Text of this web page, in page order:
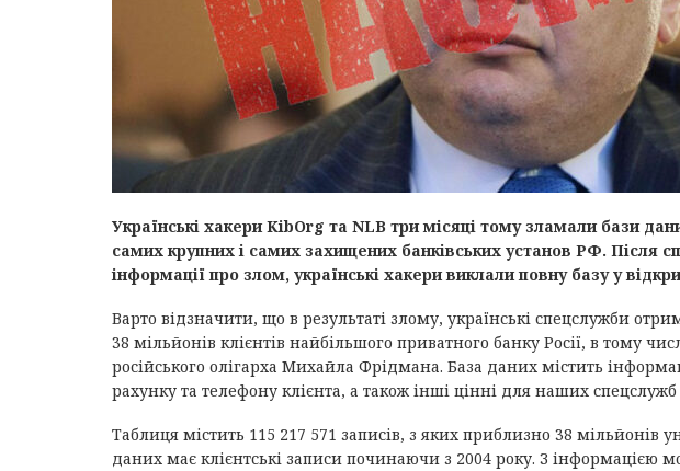
Українські хакери KibOrg та NLB три місяці тому зламали бази
самих крупних і самих захищених банківських установ РФ. Після
інформації про злом, українські хакери виклали повну базу у
Варто відзначити, що в результаті злому, українські спецслужби
38 мільйонів клієнтів найбільшого приватного банку Росії, в тому
російського олігарха Михайла Фрідмана. База даних містить
рахунку та телефону клієнта, а також інші цінні для наших спецслужб
Таблиця містить 115 217 571 записів, з яких приблизно 38 мільйонів
даних має клієнтські записи починаючи з 2004 року. З інформацією